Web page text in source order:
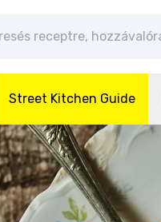
Street Kitchen Guide